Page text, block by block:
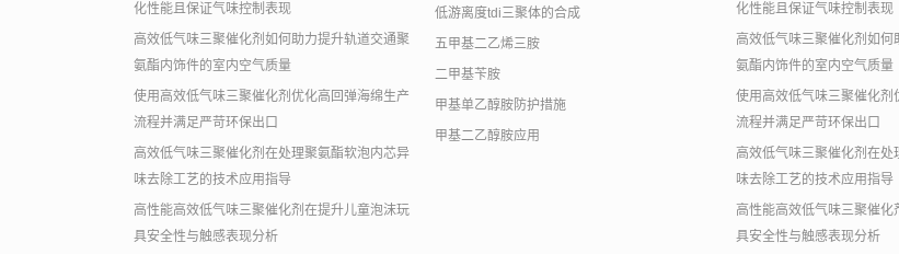
化性能且保证气味控制表现
高效低气味三聚催化剂如何助力提升轨道交通聚
氨酯内饰件的室内空气质量
使用高效低气味三聚催化剂优化高回弹海绵生产
流程并满足严苛环保出口
高效低气味三聚催化剂在处理聚氨酯软泡内芯异
味去除工艺的技术应用指导
高性能高效低气味三聚催化剂在提升儿童泡沫玩
具安全性与触感表现分析
低游离度tdi三聚体的合成
五甲基二乙烯三胺
二甲基苄胺
甲基单乙醇胺防护措施
甲基二乙醇胺应用
化性能且保证气味控制表现
高效低气味三聚催化剂如何
氨酯内饰件的室内空气质量
使用高效低气味三聚催化剂
流程并满足严苛环保出口
高效低气味三聚催化剂在处
味去除工艺的技术应用指导
高性能高效低气味三聚催化
具安全性与触感表现分析